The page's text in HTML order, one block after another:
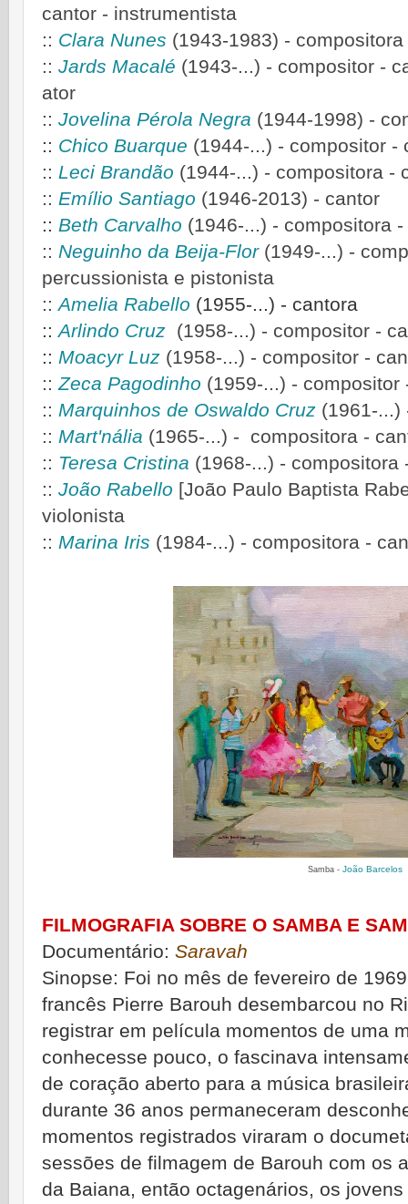
cantor - instrumentista
:: Clara Nunes (1943-1983) -
:: Jards Macalé (1943-...) - compositor -
ator
:: Jovelina Pérola Negra (1944-1998) -
:: Chico Buarque (1944-...) - compositor -
:: Leci Brandão (1944-...) - compositora -
:: Emílio Santiago (1946-2013) - cantor
:: Beth Carvalho (1946-...) - compositora
:: Neguinho da Beija-Flor(1949-...) -
percussionista e pistonista
:: Amelia Rabello (1955-...) - cantora
::Arlindo Cruz (1958-...) - compositor -
:: Moacyr Luz (1958-...) - compositor -
::Zeca Pagodinho (1959-...) - compositor
:: Marquinhos de Oswaldo Cruz (1961-...)
:: Mart'nália (1965-...) - compositora -
:: Teresa Cristina (1968-...) - compositora
:: João Rabello [João Paulo Baptista
violonista
:: Marina Iris (1984-...) - compositora -
Samba - João Barcelos
FILMOGRAFIA SOBRE O SAMBA E
Documentário: Saravah
Sinopse: Foi no mês de fevereiro de
francês Pierre Barouh desembarcou no
registrar em película momentos de uma
conhecesse pouco, o fascinava
de coração aberto para a música
durante 36 anos permaneceram
momentos registrados viraram o
sessões de filmagem de Barouh com os
da Baiana, então octagenários, os